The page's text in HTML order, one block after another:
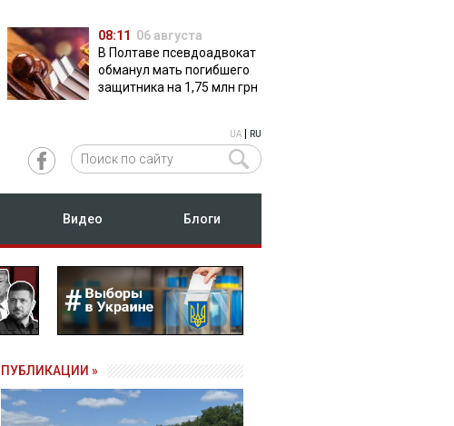
08:11 06 августа
В Полтаве псевдоадвокат
обманул мать погибшего
защитника на 1,75 млн грн
UA RU
Видео Блоги
ПУБЛИКАЦИИ »